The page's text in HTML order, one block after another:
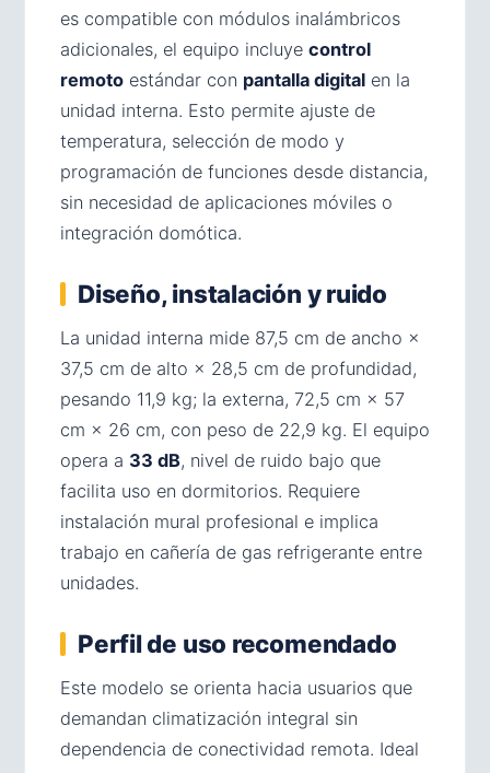
es compatible con módulos inalámbricos
adicionales, el equipo incluye control
remoto estándar con pantalla digital en la
unidad interna. Esto permite ajuste de
temperatura, selección de modo y
programación de funciones desde distancia,
sin necesidad de aplicaciones móviles o
integración domótica.
Diseño, instalación y ruido
La unidad interna mide 87,5 cm de ancho ×
37,5 cm de alto × 28,5 cm de profundidad,
pesando 11,9 kg; la externa, 72,5 cm × 57
cm × 26 cm, con peso de 22,9 kg. El equipo
opera a 33 dB, nivel de ruido bajo que
facilita uso en dormitorios. Requiere
instalación mural profesional e implica
trabajo en cañería de gas refrigerante entre
unidades.
Perfil de uso recomendado
Este modelo se orienta hacia usuarios que
demandan climatización integral sin
dependencia de conectividad remota. Ideal